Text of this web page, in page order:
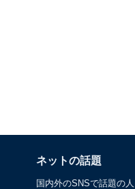
ネットの話題
国内外のSNSで話題の